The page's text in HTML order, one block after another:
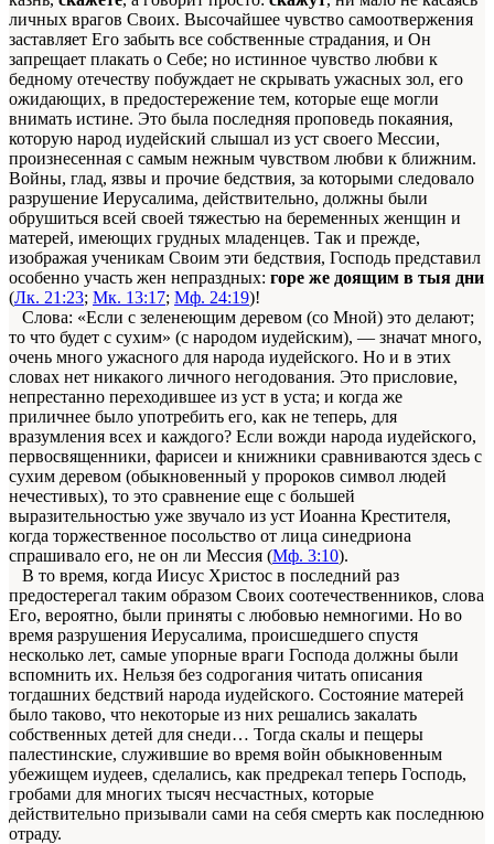
личных врагов Своих. Высочайшее чувство самоотвержения
заставляет Его забыть все собственные страдания, и Он
запрещает плакать о Себе; но истинное чувство любви к
бедному отечеству побуждает не скрывать ужасных зол, его
ожидающих, в предостережение тем, которые еще могли
внимать истине. Это была последняя проповедь покаяния,
которую народ иудейский слышал из уст своего Мессии,
произнесенная с самым нежным чувством любви к ближним.
Войны, глад, язвы и прочие бедствия, за которыми следовало
разрушение Иерусалима, действительно, должны были
обрушиться всей своей тяжестью на беременных женщин и
матерей, имеющих грудных младенцев. Так и прежде,
изображая ученикам Своим эти бедствия, Господь представил
особенно участь жен непраздных: горе же доящим в тыя дни
(Лк. 21:23; Мк. 13:17; Мф. 24:19)!
Слова: «Если с зеленеющим деревом (со Мной) это делают;
то что будет с сухим» (с народом иудейским), — значат много,
очень много ужасного для народа иудейского. Но и в этих
словах нет никакого личного негодования. Это присловие,
непрестанно переходившее из уст в уста; и когда же
приличнее было употребить его, как не теперь, для
вразумления всех и каждого? Если вожди народа иудейского,
первосвященники, фарисеи и книжники сравниваются здесь с
сухим деревом (обыкновенный у пророков символ людей
нечестивых), то это сравнение еще с большей
выразительностью уже звучало из уст Иоанна Крестителя,
когда торжественное посольство от лица синедриона
спрашивало его, не он ли Мессия (Мф. 3:10).
В то время, когда Иисус Христос в последний раз
предостерегал таким образом Своих соотечественников, слова
Его, вероятно, были приняты с любовью немногими. Но во
время разрушения Иерусалима, происшедшего спустя
несколько лет, самые упорные враги Господа должны были
вспомнить их. Нельзя без содрогания читать описания
тогдашних бедствий народа иудейского. Состояние матерей
было таково, что некоторые из них решались закалать
собственных детей для снеди… Тогда скалы и пещеры
палестинские, служившие во время войн обыкновенным
убежищем иудеев, сделались, как предрекал теперь Господь,
гробами для многих тысяч несчастных, которые
действительно призывали сами на себя смерть как последнюю
отраду.